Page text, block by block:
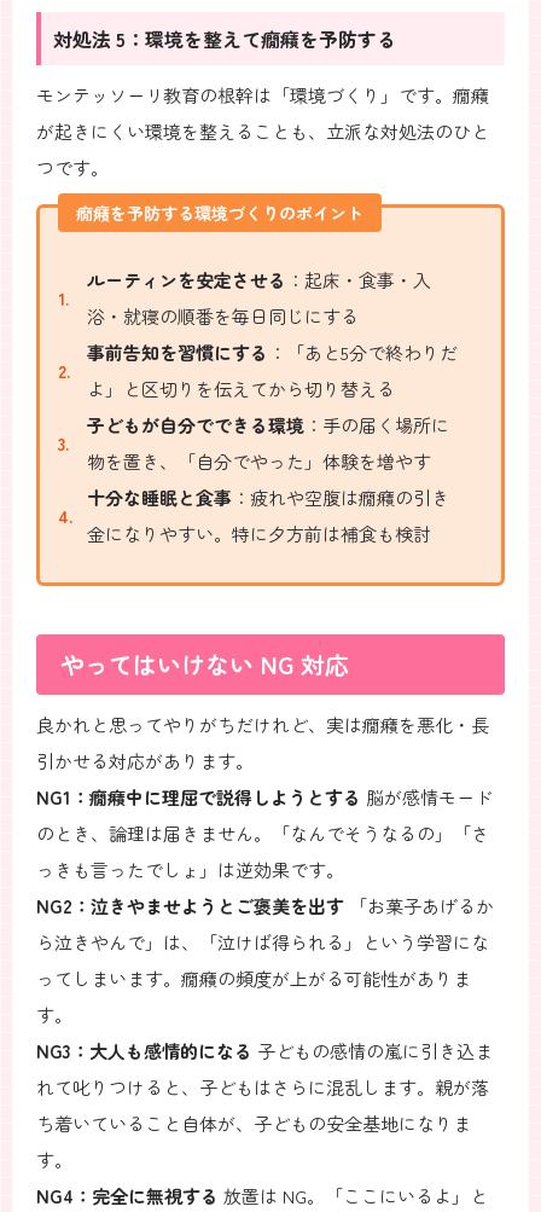
対処法 5：環境を整えて癇癪を予防する
モンテッソーリ教育の根幹は「環境づくり」です。癇癪
が起きにくい環境を整えることも、立派な対処法のひと
つです。
癇癪を予防する環境づくりのポイント
ルーティンを安定させる ：起床・食事・入
浴・就寝の順番を毎日同じにする
事前告知を習慣にする ：「あと5分で終わりだ
よ」と区切りを伝えてから切り替える
子どもが自分でできる環境 ：手の届く場所に
物を置き、「自分でやった」体験を増やす
十分な睡眠と食事 ：疲れや空腹は癇癪の引き
金になりやすい。特に夕方前は補食も検討
やってはいけない NG 対応
良かれと思ってやりがちだけれど、実は癇癪を悪化・長
引かせる対応があります。
NG1：癇癪中に理屈で説得しようとする 脳が感情モード
のとき、論理は届きません。「なんでそうなるの」「さ
っきも言ったでしょ」は逆効果です。
NG2：泣きやませようとご褒美を出す 「お菓子あげるか
ら泣きやんで」は、「泣けば得られる」という学習にな
ってしまいます。癇癪の頻度が上がる可能性がありま
す。
NG3：大人も感情的になる 子どもの感情の嵐に引き込ま
れて叱りつけると、子どもはさらに混乱します。親が落
ち着いていること自体が、子どもの安全基地になりま
す。
NG4：完全に無視する 放置は NG。「ここにいるよ」と